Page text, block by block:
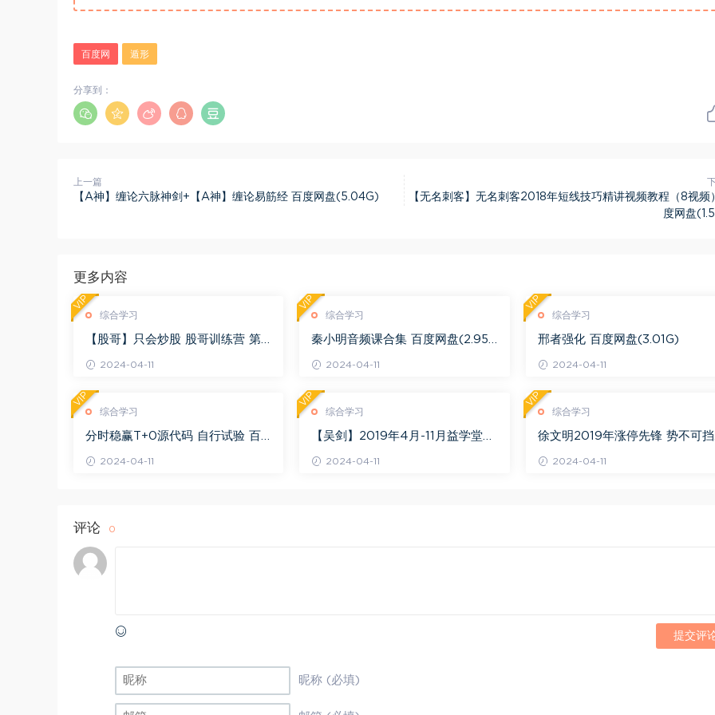
百度网 遁形
分享到：
上一篇
【A神】缠论六脉神剑+【A神】缠论易筋经 百度网盘(5.04G)
【无名刺客】无名刺客2018年短线技巧精讲视频教程（8视频
度网盘
更多内容
综合学习
【股哥】只会炒股 股哥训练营 第
2024-04-11
VIP
综合学习
秦小明音频课合集 百度网盘(2.95
2024-04-11
VIP
综合学习
邢者强化 百度网盘(3.01G)
2024-04-11
VIP
综合学习
分时稳赢T+0源代码 自行试验 百
2024-04-11
VIP
综合学习
【吴剑】2019年4月-11月益学堂吴
2024-04-11
VIP
综合学习
徐文明2019年涨停先锋 势不可挡
百度网盘(10.98G)
2024-04-11
VIP
评论 0
提交评
昵称 (必填)